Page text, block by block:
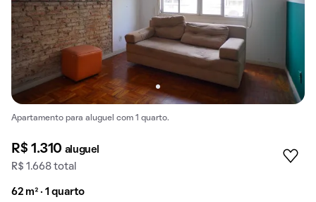
Apartamento para aluguel com 1 quarto.
R$ 1.310 aluguel
R$ 1.668 total
62 m² · 1 quarto